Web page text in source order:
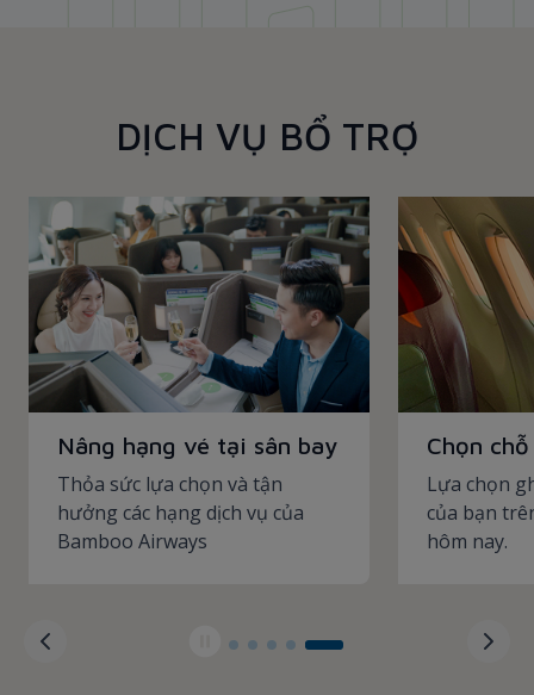
DỊCH VỤ BỔ TRỢ
Nâng hạng vé tại sân bay
Thỏa sức lựa chọn và tận
hưởng các hạng dịch vụ của
Bamboo Airways
Chọn
Lựa chọn
của bạn
hôm nay.